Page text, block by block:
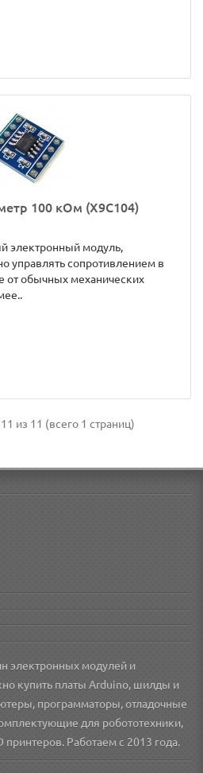
100 кОм (X9C104)
электронный модуль,
управлять сопротивлением в
от обычных механических
из 11 (всего 1 страниц)
электронных модулей и
купить платы Arduino, шилды и
программаторы, отладочные
для робототехники,
принтеров. Работаем с 2013 года.